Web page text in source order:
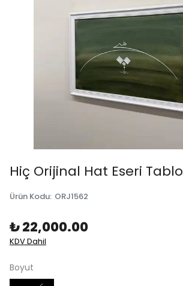
Hiç Orijinal Hat Eseri Tablo
Ürün Kodu: ORJ1562
₺ 22,000.00
KDV Dahil
Boyut